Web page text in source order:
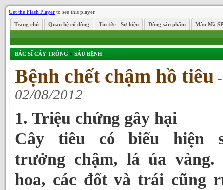
Get the Flash Player to see this player.
Trang chủ Quan hệ cổ đông Tin tức - Sự kiện Dòng sản phẩm Mẫu Mã SP
BÁC SĨ CÂY TRÔNG » SÂU BỆNH
Bệnh chết chậm hồ tiêu -
02/08/2012
1. Triệu chứng gây hại
Cây tiêu có biểu hiện
trưởng chậm, lá úa vàng.
hoa, các đốt và trái cũng